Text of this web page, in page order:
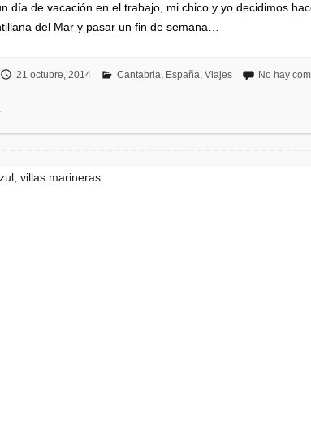
día de vacación en el trabajo, mi chico y yo decidimos
del Mar y pasar un fin de semana…
21 octubre, 2014 Cantabria, España, Viajes No hay
villas marineras